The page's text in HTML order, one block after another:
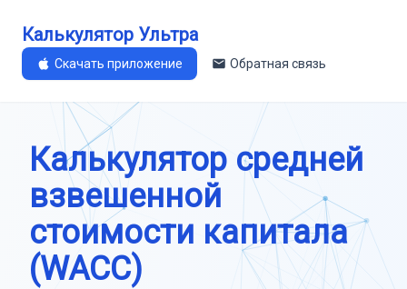
Калькулятор Ультра
Скачать приложение Обратная связь
Калькулятор средней
взвешенной
стоимости капитала
(WACC)